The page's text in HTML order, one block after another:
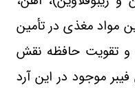
مواد مغذی در تأمین
و تقویت حافظه نقش
موجود در این آرد